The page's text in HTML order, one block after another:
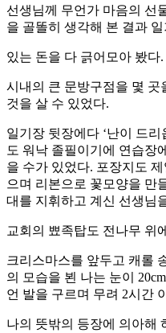
선생님께 무언가 마음의 선
을 골똘히 생각해 본 결과
있는 돈을 다 긁어모아 봤다.
시내의 큰 문방구점을 몇 곳
것을 살 수 있었다.
일기장 뒷장에다 ‘난이 드리
도 워낙 졸필이기에 연습장
을 수가 있었다. 포장지도
으며 리본으로 꽃모양을 만
대를 지휘하고 계신 선생님
교회의 뾰족탑도 전나무 위
크리스마스를 앞두고 캐롤
의 모습을 뵌 나는 눈이
언 발을 구르며 무려 2시간
나의 뜻밖의 등장에 의아해